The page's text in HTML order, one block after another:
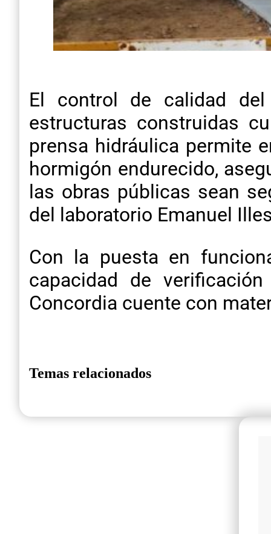
El control de calidad
estructuras construidas
prensa hidráulica permite
hormigón endurecido,
las obras públicas sean
del laboratorio Emanuel
Con la puesta en
capacidad de
Concordia cuente con
Temas relacionados